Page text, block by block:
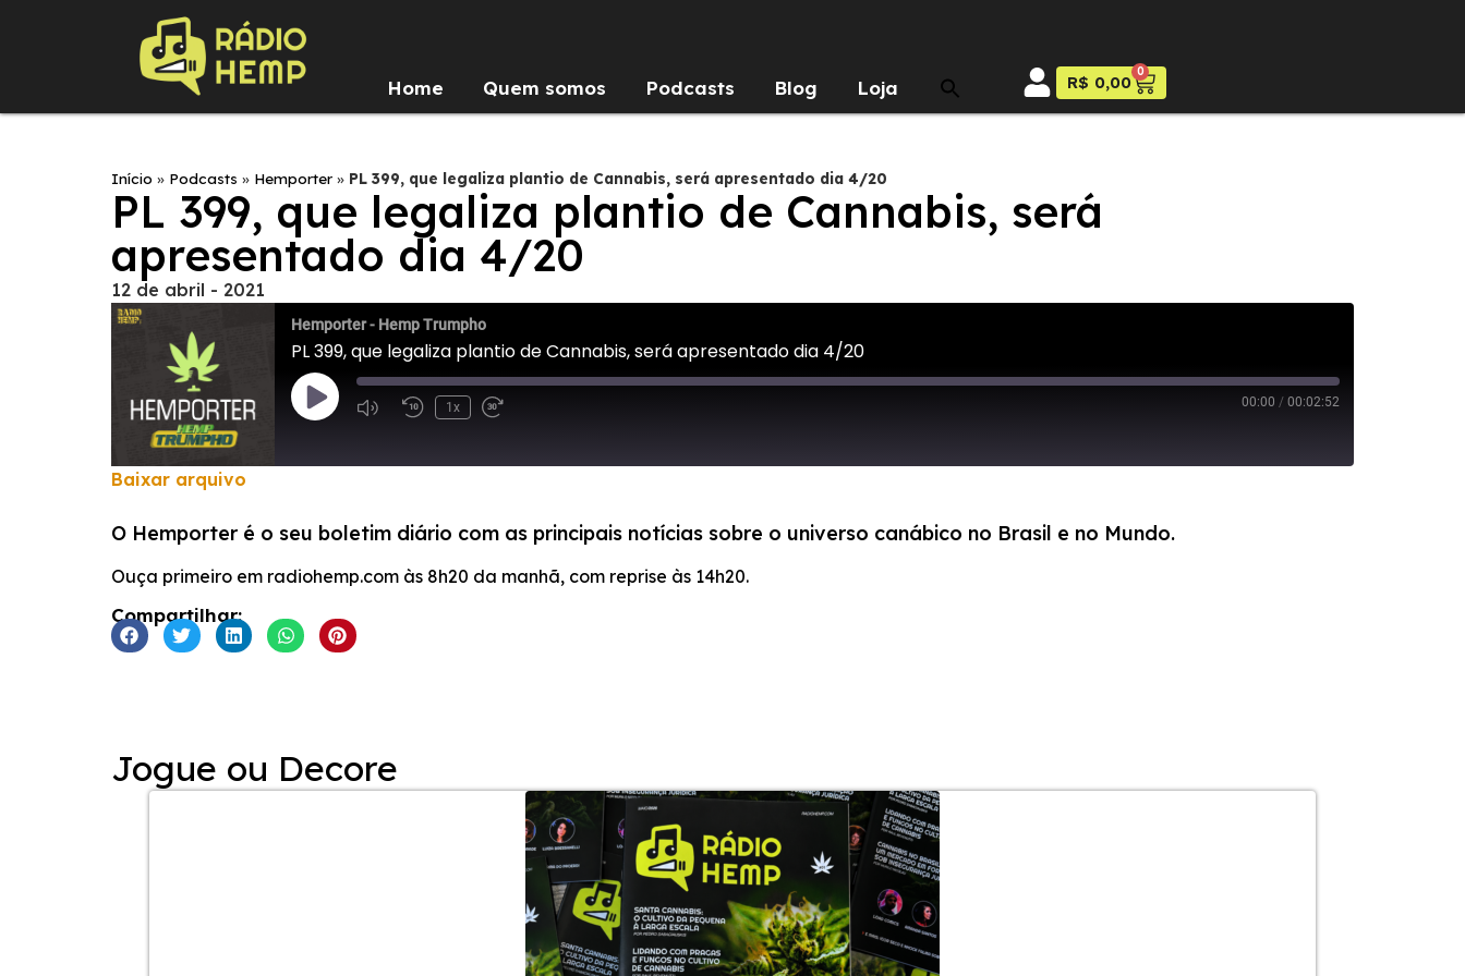
Home Quem somos Podcasts Blog Loja R$ 0,00
0
Início » Podcasts » Hemporter » PL 399, que legaliza plantio de Cannabis, será apresentado dia 4/20
PL 399, que legaliza plantio de Cannabis, será
apresentado dia 4/20
12 de abril - 2021
Hemporter - Hemp Trumpho
PL 399, que legaliza plantio de Cannabis, será apresentado dia 4/20
1x 00:00 / 00:02:52
FEED RSS
INCORPORAR
Baixar arquivo
O Hemporter é o seu boletim diário com as principais notícias sobre o universo canábico no Brasil e no Mundo.
Ouça primeiro em radiohemp.com às 8h20 da manhã, com reprise às 14h20.
Compartilhar:
Jogue ou Decore